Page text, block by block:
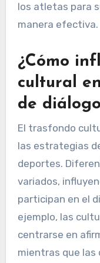
los atletas para
manera efectiva.
¿Cómo
cultural
de
El trasfondo
las estrategias
deportes.
variados,
participan en el
ejemplo, las
centrarse en
mientras que